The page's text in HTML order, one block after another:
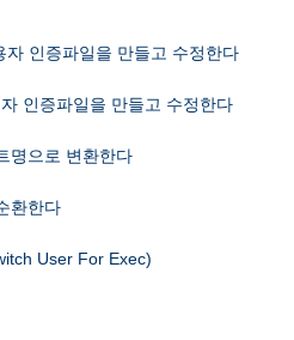
인증파일을 만들고 수정한다
인증파일을 만들고 수정한다
명으로 변환한다
환한다
User For Exec)